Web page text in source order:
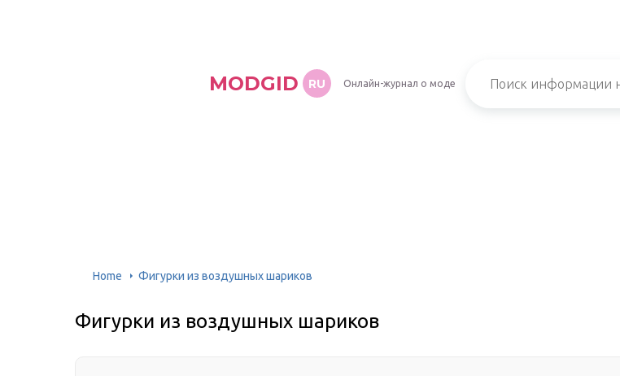
MODGID RU Онлайн-журнал о моде
Home Фигурки из воздушных шариков
Фигурки из воздушных шариков